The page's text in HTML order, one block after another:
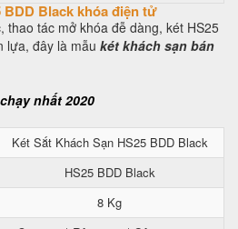
BDD Black khóa điện tử
thao tác mở khóa đễ dàng, két HS25
lựa, đây là mẫu két khách sạn bán
Két Sắt Khách Sạn HS25 BDD Black
HS25 BDD Black
8 Kg